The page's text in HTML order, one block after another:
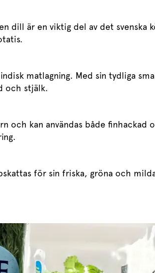
dill är en viktig del av det
matlagning. Med sin tydliga
och stjälk.
och kan användas både finhackad
för sin friska, gröna och